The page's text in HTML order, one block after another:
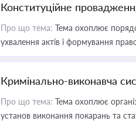
Конституційне
Про що тема: Тема охоплює
ухвалення актів і формування
Кримінально-виконавча
Про що тема: Тема охоплює
установ виконання покарань та